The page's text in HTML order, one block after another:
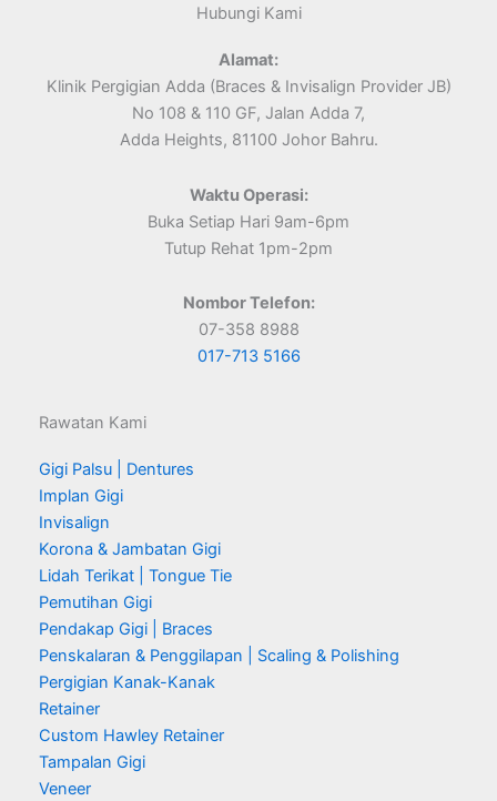
Hubungi Kami
Alamat:
Klinik Pergigian Adda (Braces & Invisalign Provider JB)
No 108 & 110 GF, Jalan Adda 7,
Adda Heights, 81100 Johor Bahru.
Waktu Operasi:
Buka Setiap Hari 9am-6pm
Tutup Rehat 1pm-2pm
Nombor Telefon:
07-358 8988
017-713 5166
Rawatan Kami
Gigi Palsu | Dentures
Implan Gigi
Invisalign
Korona & Jambatan Gigi
Lidah Terikat | Tongue Tie
Pemutihan Gigi
Pendakap Gigi | Braces
Penskalaran & Penggilapan | Scaling & Polishing
Pergigian Kanak-Kanak
Retainer
Custom Hawley Retainer
Tampalan Gigi
Veneer